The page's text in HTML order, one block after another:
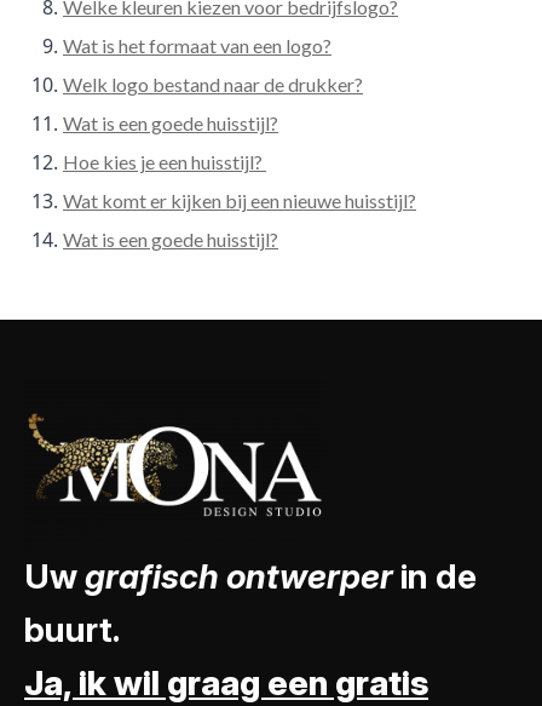
Welke kleuren kiezen voor bedrijfslogo?
Wat is het formaat van een logo?
Welk logo bestand naar de drukker?
Wat is een goede huisstijl?
Hoe kies je een huisstijl?
Wat komt er kijken bij een nieuwe huisstijl?
Wat is een goede huisstijl?
Uwgrafisch ontwerperin de
buurt.
Ja, ik wil graag een gratis